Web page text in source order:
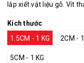
lắp xiết vật liệu gỗ. Vít
Kích thước
1.5CM - 1 KG
2CM -
5CM - 1 KG